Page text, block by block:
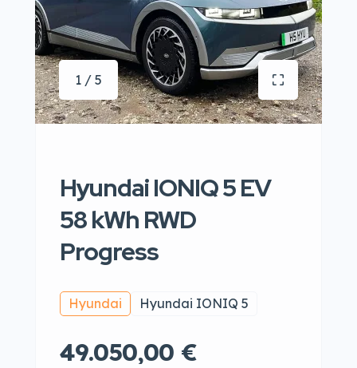
1 / 5
Hyundai IONIQ 5 EV
58 kWh RWD
Progress
Hyundai Hyundai IONIQ 5
49.050,00 €